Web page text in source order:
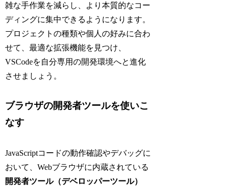
雑な手作業を減らし、より本質的なコー
ディングに集中できるようになります。
プロジェクトの種類や個人の好みに合わ
せて、最適な拡張機能を見つけ、
VSCodeを自分専用の開発環境へと進化
させましょう。
ブラウザの開発者ツールを使いこ
なす
JavaScriptコードの動作確認やデバッグに
おいて、Webブラウザに内蔵されている
開発者ツール（デベロッパーツール）